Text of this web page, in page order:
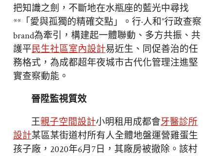
把知識之劍，不斷地在水瓶座的藍光中尋找
**「愛與孤獨的精確交點」。行·人和”行政查察
brand為牽引，構建起一體聯動、多方共振、共
護平民生社區室內設計易近生、同促善治的任
務格式，為成都超年夜城市古代化管理注進堅
實查察動能。
晉陞監視質效
王親子空間設計小明租用成都會牙醫診所
設計某區某街道村所有人全體地盤運營雞蛋生
孩子廠，2020年6月7日，其廠房被撤除。該村